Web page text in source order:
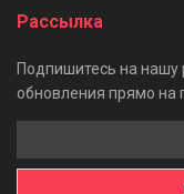
Рассылка
Подпишитесь на нашу
обновления прямо на